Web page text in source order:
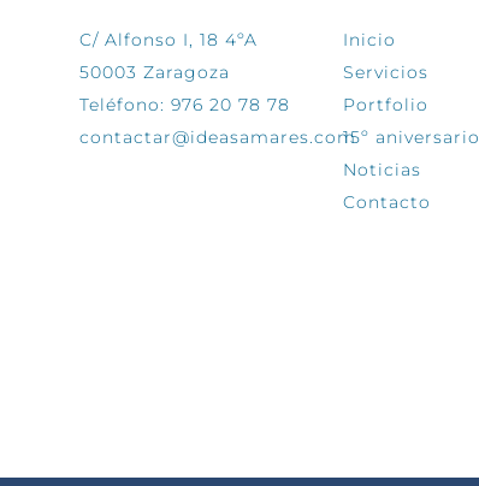
C/ Alfonso I, 18 4ºA
50003 Zaragoza
Teléfono: 976 20 78 78
contactar@ideasamares.com
Inicio
Servicios
Portfolio
15º aniversario
Noticias
Contacto